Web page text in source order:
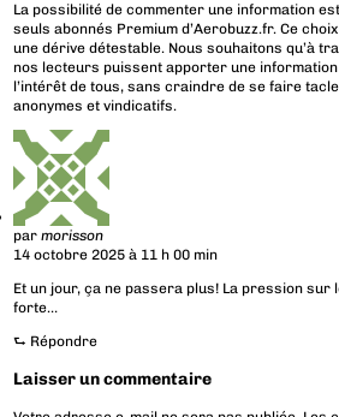
La possibilité de commenter une information
seuls abonnés Premium d’Aerobuzz.fr. Ce
une dérive détestable. Nous souhaitons qu’à
nos lecteurs puissent apporter une
l’intérêt de tous, sans craindre de se faire
anonymes et vindicatifs.
parmorisson
14 octobre 2025 à 11 h 00 min
Et un jour, ça ne passera plus! La pression
forte…
⮑ Répondre
Laisser un commentaire